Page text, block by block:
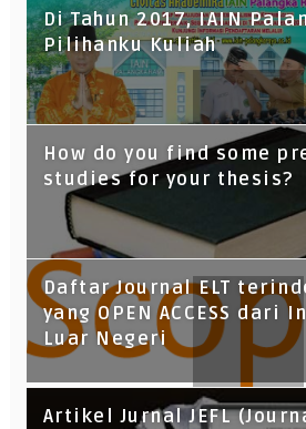
Di Tahun 2017, IAIN
Pilihanku Kuliah
How do you find some
studies for your thesis?
Daftar Journal ELT
yang OPEN ACCESS dari
Luar Negeri
Artikel Jurnal JEFL